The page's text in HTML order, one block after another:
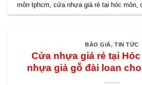
môn tphcm ,cửa nhựa giá rẻ tại hóc môn ,
BÁO GIÁ,TIN TỨC
Cửa nhựa giá rẻ tại
nhựa giả gỗ đài loan